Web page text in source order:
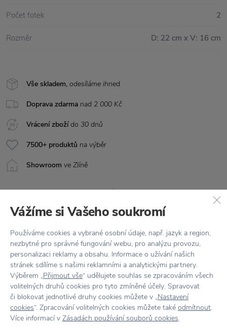
Vše skladem, odesíláme ihned
Doprava zdarma nad 2 000 Kč
Vrácení zbožído 30 dnů
7500+ produktů na výběr
Showroom ve Zlíně
Počet fotek 2
Rozměr D: 22 cm x V: 16 cm
Stojí za pozornost
−60 % −35 %
Vážíme si Vašeho soukromí
Používáme cookies a vybrané osobní údaje, např. jazyk a region,
nezbytné pro správné fungování webu, pro analýzu provozu,
personalizaci reklamy a obsahu. Informace o užívání našich
stránek sdílíme s našimi reklamními a analytickými partnery.
Výběrem „Přijmout vše“ udělujete souhlas se zpracováním všech
volitelných druhů cookies pro tyto zmíněné účely. Spravovat
či blokovat jednotlivé druhy cookies můžete v „Nastavení
cookies“. Zpracování volitelných cookies můžete také odmítnout.
Více informací v Zásadách používání souborů cookies.